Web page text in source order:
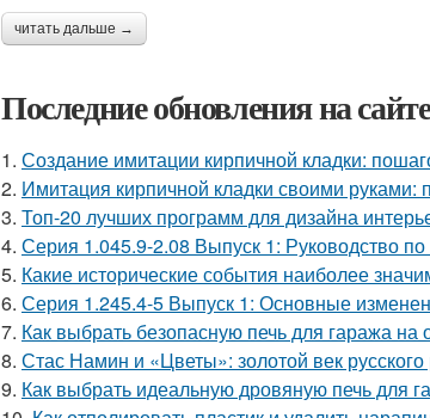
читать дальше →
Последние обновления на
1. Создание имитации кирпичной кладки:
2. Имитация кирпичной кладки своими руками:
3. Топ-20 лучших программ для дизайна
4. Серия 1.045.9-2.08 Выпуск 1: Руководство
5. Какие исторические события наиболее
6. Серия 1.245.4-5 Выпуск 1: Основные
7. Как выбрать безопасную печь для гаража на
8. Стас Намин и «Цветы»: золотой век русского
9. Как выбрать идеальную дровяную печь для